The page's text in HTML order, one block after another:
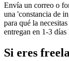
Envía un correo o
una 'constancia de
para qué la
entregan en 1-3 días
Si eres